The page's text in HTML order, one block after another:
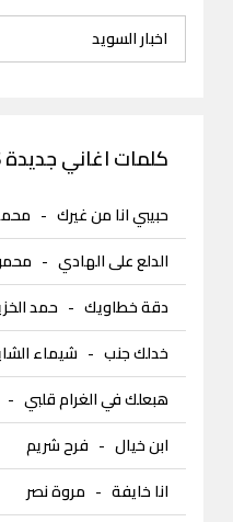
اخبار السويد
كلمات اغاني جديدة 2026
حبيبي انا من غيرك-
الدلع على الهادي-
دقة خطاويك- حمد
خدلك جنب- شيماء
هبعلك في الغرام قلبي-
ابن خيال- فرح شريم
انا خايفة- مروة نصر